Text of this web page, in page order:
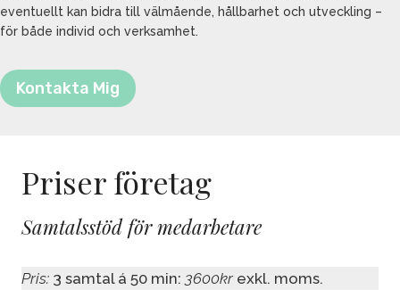
eventuellt kan bidra till välmående, hållbarhet och utveckling –
för både individ och verksamhet.
Kontakta Mig
Priser företag
Samtalsstöd för medarbetare
Pris: 3 samtal á 50 min: 3600krexkl. moms.